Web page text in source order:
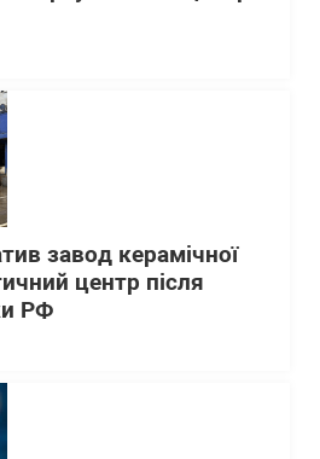
завод керамічної
центр після
РФ